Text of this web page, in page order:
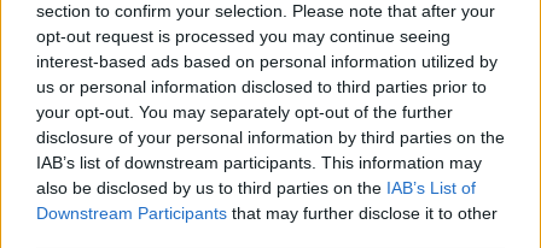
section to confirm your selection. Please note that after your
opt-out request is processed you may continue seeing
interest-based ads based on personal information utilized by
us or personal information disclosed to third parties prior to
your opt-out. You may separately opt-out of the further
disclosure of your personal information by third parties on the
IAB’s list of downstream participants. This information may
also be disclosed by us to third parties on the IAB’s List of
Downstream Participants that may further disclose it to other
6 γραφικά χωριά των Κυκλάδων που αξίζει να
ανακαλύψετε
7 έξυπνα tips για να φτιάξετε γρήγορα τη βαλίτσα
των διακοπών
Η εξωτική παραλία της Πάργας που θα λατρέψετε